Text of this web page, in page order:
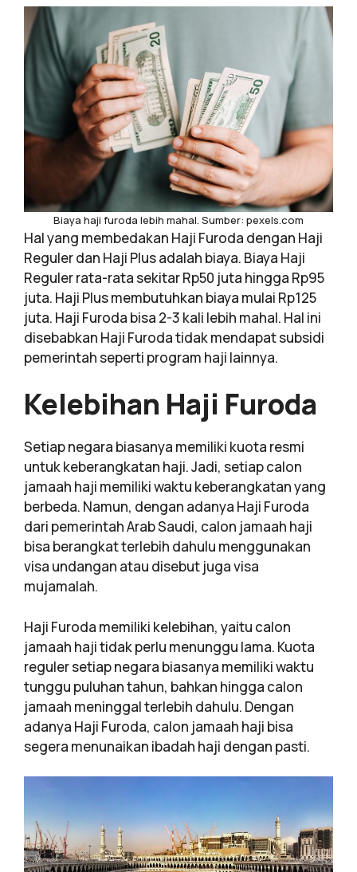
Biaya haji furoda lebih mahal. Sumber: pexels.com
Hal yang membedakan Haji Furoda dengan Haji
Reguler dan Haji Plus adalah biaya. Biaya Haji
Reguler rata-rata sekitar Rp50 juta hingga Rp95
juta. Haji Plus membutuhkan biaya mulai Rp125
juta. Haji Furoda bisa 2-3 kali lebih mahal. Hal ini
disebabkan Haji Furoda tidak mendapat subsidi
pemerintah seperti program haji lainnya.
Kelebihan Haji Furoda
Setiap negara biasanya memiliki kuota resmi
untuk keberangkatan haji. Jadi, setiap calon
jamaah haji memiliki waktu keberangkatan yang
berbeda. Namun, dengan adanya Haji Furoda
dari pemerintah Arab Saudi, calon jamaah haji
bisa berangkat terlebih dahulu menggunakan
visa undangan atau disebut juga visa
mujamalah.
Haji Furoda memiliki kelebihan, yaitu calon
jamaah haji tidak perlu menunggu lama. Kuota
reguler setiap negara biasanya memiliki waktu
tunggu puluhan tahun, bahkan hingga calon
jamaah meninggal terlebih dahulu. Dengan
adanya Haji Furoda, calon jamaah haji bisa
segera menunaikan ibadah haji dengan pasti.